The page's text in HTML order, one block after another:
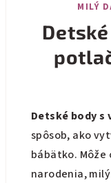
MILÝ
Detské body
spôsob, ako
bábätko. Môže
narodenia,